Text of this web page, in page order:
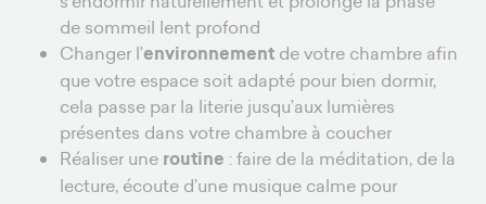
de sommeil lent profond
Changer l’environnement de votre chambre afin
que votre espace soit adapté pour bien dormir,
cela passe par la literie jusqu’aux lumières
présentes dans votre chambre à coucher
Réaliser une routine : faire de la méditation, de la
lecture, écoute d’une musique calme pour